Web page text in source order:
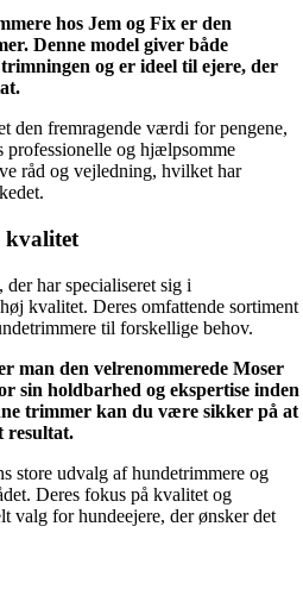
hos Jem og Fix er den
Denne model giver både
og er ideel til ejere, der
den fremragende værdi for pengene,
professionelle og hjælpsomme
råd og vejledning, hvilket har
kvalitet
har specialiseret sig i
kvalitet. Deres omfattende sortiment
til forskellige behov.
man den velrenommerede Moser
sin holdbarhed og ekspertise inden
trimmer kan du være sikker på at
resultat.
store udvalg af hundetrimmere og
Deres fokus på kvalitet og
valg for hundeejere, der ønsker det